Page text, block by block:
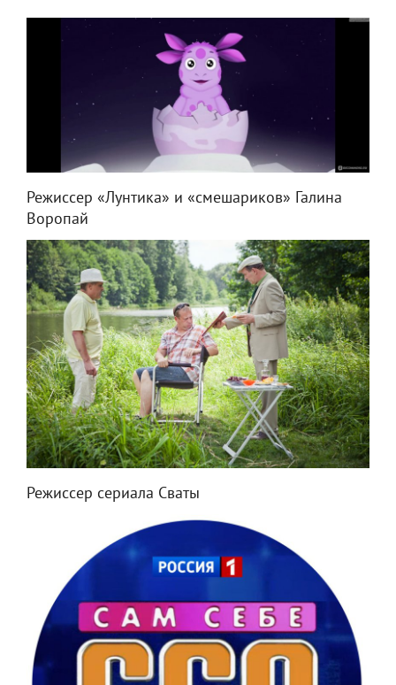
Режиссер «Лунтика» и «смешариков» Галина
Воропай
Режиссер сериала Сваты